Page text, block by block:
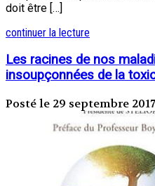
doit être […]
continuer la lecture
Les racines de nos
insoupçonnées de la
Posté le 29 septembre